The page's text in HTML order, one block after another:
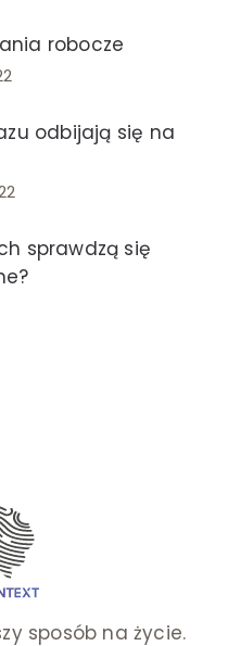
robocze
odbijają się na
sprawdzą się
sposób na życie.